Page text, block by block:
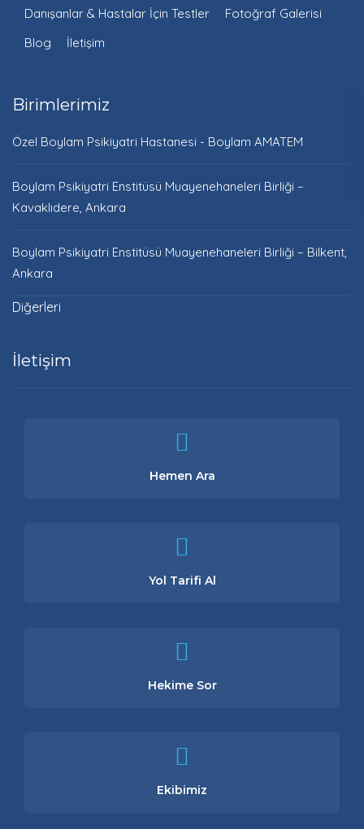
Danışanlar & Hastalar İçin Testler
Fotoğraf Galerisi
Blog
İletişim
Birimlerimiz
Özel Boylam Psikiyatri Hastanesi - Boylam AMATEM
Boylam Psikiyatri Enstitüsü Muayenehaneleri Birliği –
Kavaklıdere, Ankara
Boylam Psikiyatri Enstitüsü Muayenehaneleri Birliği – Bilkent,
Ankara
Diğerleri
İletişim
Hemen Ara
Yol Tarifi Al
Hekime Sor
Ekibimiz